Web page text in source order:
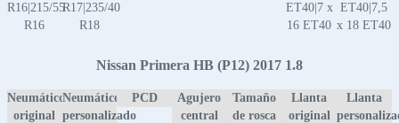
R16|215/55
R16
R17|235/40
R18
ET40|7 x
16 ET40
ET40|7,5
x 18 ET40
Nissan Primera HB (P12) 2017 1.8
Neumático
original
Neumático
personalizado
PCD
Agujero
central
Tamaño
de rosca
Llanta
original
Llanta